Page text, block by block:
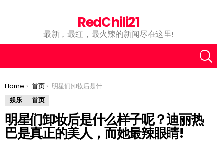
RedChili21
最新，最红，最火辣的新闻尽在这里!
You are here:
Home 首页
明星们卸妆后是什么样子呢？迪丽热巴是真正的美人，而她最辣眼睛!
娱乐
首页
明星们卸妆后是什么样子呢？迪丽热
巴是真正的美人，而她最辣眼睛!